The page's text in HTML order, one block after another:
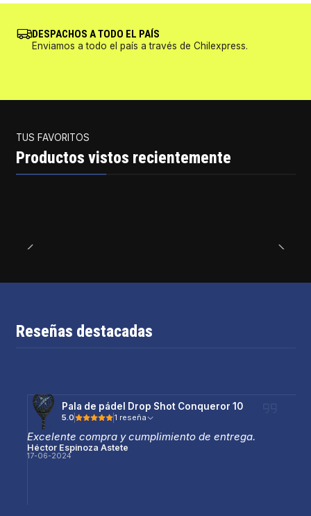
DESPACHOS A TODO EL PAÍS
Enviamos a todo el país a través de Chilexpress.
TUS FAVORITOS
Productos vistos recientemente
Reseñas destacadas
Pala de pádel Drop Shot Conqueror 10
5.0 1 reseña
Excelente compra y cumplimiento de entrega.
Héctor Espinoza Astete
17-06-2024